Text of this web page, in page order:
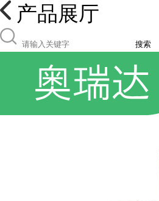
产品展厅
搜索